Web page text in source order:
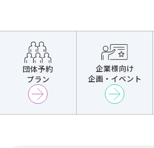
団体予約
プラン
企業様向け
企画・イベント